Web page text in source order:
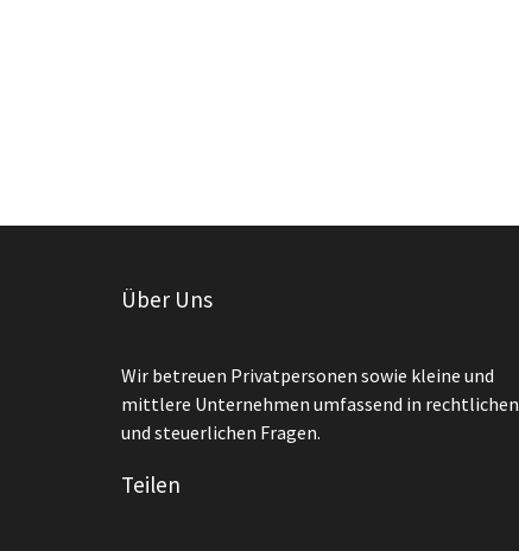
Über Uns
Wir betreuen Privatpersonen sowie kleine und
mittlere Unternehmen umfassend in rechtlichen
und steuerlichen Fragen.
Teilen